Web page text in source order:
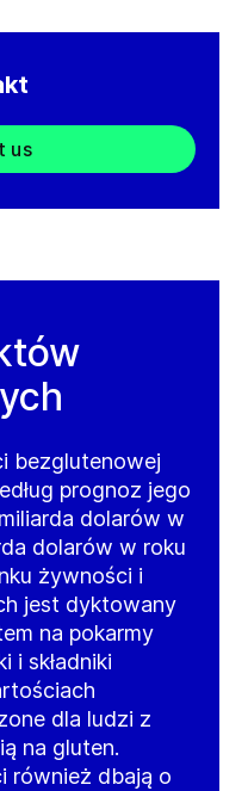
us
bezglutenowej
prognoz jego
dolarów w
dolarów w roku
żywności i
jest dyktowany
na pokarmy
i składniki
dla ludzi z
na gluten.
również dbają o